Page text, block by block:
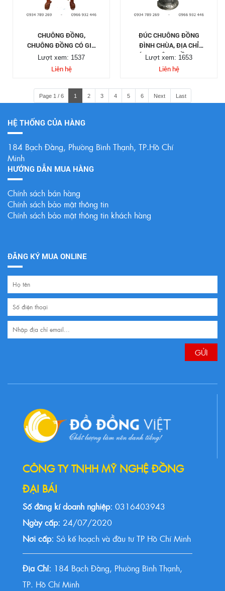
CHUÔNG ĐỒNG,
CHUÔNG ĐỒNG CÓ GIÁ
TREO ĐẸP
Lượt xem: 1537
Liên hệ
ĐÚC CHUÔNG ĐỒNG
ĐÌNH CHÙA, ĐỊA CHỈ
ĐÚC CHUÔNG ĐỒNG UY
TÍN CHẤT LƯỢNG
Lượt xem: 1653
Liên hệ
Page 1 / 6 1 2 3 4 5 6 Next Last
HỆ THỐNG CỦA HÀNG
184 Bạch Đằng, Phường Bình Thạnh, TP.Hồ Chí
Minh
HƯỚNG DẪN MUA HÀNG
Chính sách bán hàng
Chính sách bảo mật thông tin
Chính sách bảo mật thông tin khách hàng
ĐĂNG KÝ MUA ONLINE
CÔNG TY TNHH MỸ NGHỆ ĐỒNG
ĐẠI BÁI
Số đăng kí doanh nghiệp: 0316403943
Ngày cấp: 24/07/2020
Nơi cấp: Sở kế hoạch và đầu tư TP Hồ Chí Minh
Địa Chỉ: 184 Bạch Đằng, Phường Bình Thạnh,
TP. Hồ Chí Minh